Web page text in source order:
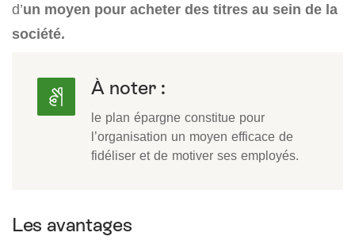
d’un moyen pour acheter des titres au sein de la
société.
À noter :
le plan épargne constitue pour
l’organisation un moyen efficace de
fidéliser et de motiver ses employés.
Les avantages